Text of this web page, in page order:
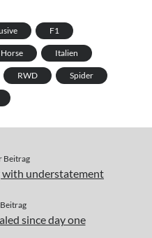
F1
Horse Italien
RWD Spider
Beitrag
with understatement
since day one